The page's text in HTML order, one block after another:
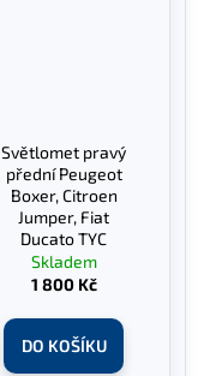
Světlomet pravý
přední Peugeot
Boxer, Citroen
Jumper, Fiat
Ducato TYC
Skladem
1 800 Kč
DO KOŠÍKU